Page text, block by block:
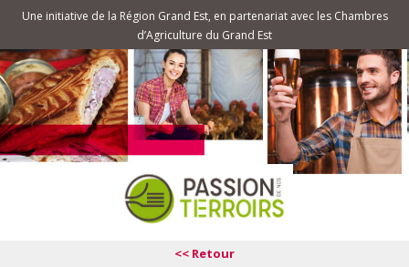
Une initiative de la Région Grand Est, en partenariat avec les Chambres
d’Agriculture du Grand Est
<< Retour